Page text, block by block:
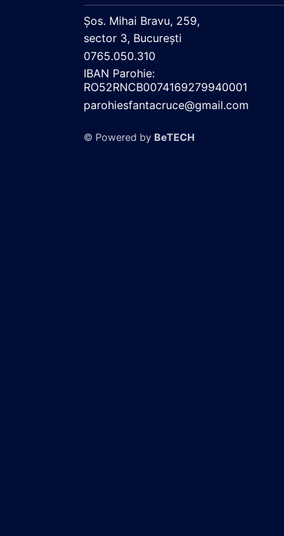
Şos. Mihai Bravu, 259,
sector 3, Bucureşti
0765.050.310
IBAN Parohie:
RO52RNCB0074169279940001
parohiesfantacruce@gmail.com
© Powered by BeTECH